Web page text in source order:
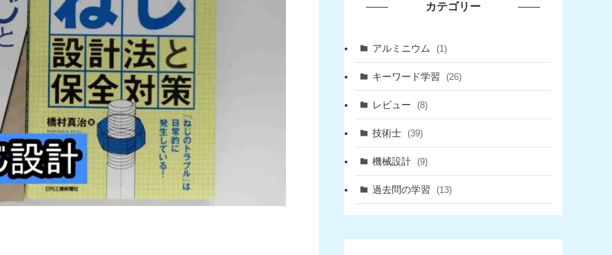
カテゴリー
アルミニウム (1)
キーワード学習 (26)
レビュー (8)
技術士 (39)
機械設計 (9)
過去問の学習 (13)